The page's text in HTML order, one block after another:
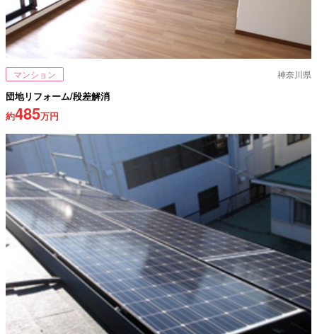
マンション 神奈川県
団地リフォーム/段差解消
約485万円